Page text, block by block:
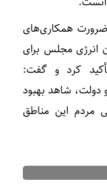
ضرورت همکاری‌های
انرژی مجلس برای
کرد و گفت:
دولت، شاهد بهبود
مردم این مناطق